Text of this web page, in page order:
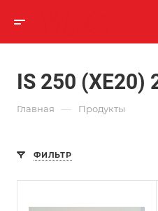
IS 250 (XE20)
Главная — Продукты
ФИЛЬТР